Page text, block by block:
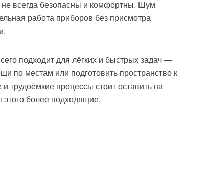
всегда безопасны и комфортны. Шум
работа приборов без присмотра
подходит для лёгких и быстрых задач —
по местам или подготовить пространство к
процессы стоит оставить на
этого более подходящие.